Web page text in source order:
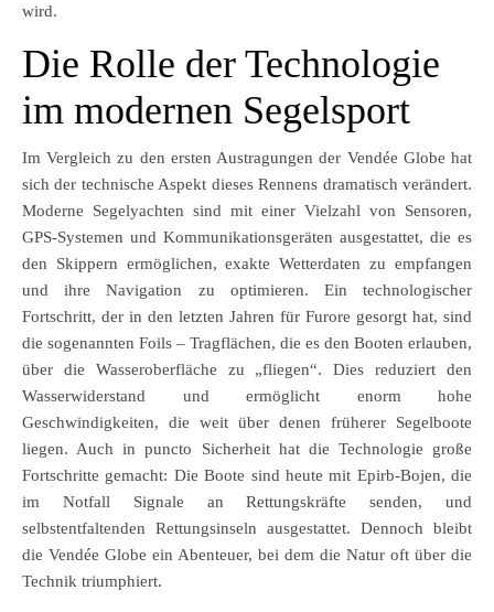
wird.
Die Rolle der Technologie
im modernen Segelsport
Im Vergleich zu den ersten Austragungen der Vendée Globe hat
sich der technische Aspekt dieses Rennens dramatisch verändert.
Moderne Segelyachten sind mit einer Vielzahl von Sensoren,
GPS-Systemen und Kommunikationsgeräten ausgestattet, die es
den Skippern ermöglichen, exakte Wetterdaten zu empfangen
und ihre Navigation zu optimieren. Ein technologischer
Fortschritt, der in den letzten Jahren für Furore gesorgt hat, sind
die sogenannten Foils – Tragflächen, die es den Booten erlauben,
über die Wasseroberfläche zu „fliegen“. Dies reduziert den
Wasserwiderstand und ermöglicht enorm hohe
Geschwindigkeiten, die weit über denen früherer Segelboote
liegen. Auch in puncto Sicherheit hat die Technologie große
Fortschritte gemacht: Die Boote sind heute mit Epirb-Bojen, die
im Notfall Signale an Rettungskräfte senden, und
selbstentfaltenden Rettungsinseln ausgestattet. Dennoch bleibt
die Vendée Globe ein Abenteuer, bei dem die Natur oft über die
Technik triumphiert.